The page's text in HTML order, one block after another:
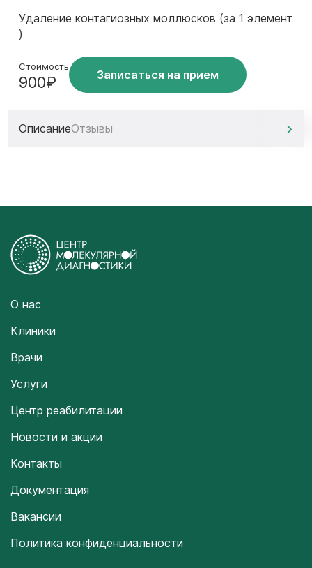
Удаление контагиозных моллюсков (за 1 элемент
)
Стоимость
900₽ Записаться на прием
ОписаниеОтзывы
О нас
Клиники
Врачи
Услуги
Центр реабилитации
Новости и акции
Контакты
Документация
Вакансии
Политика конфиденциальности